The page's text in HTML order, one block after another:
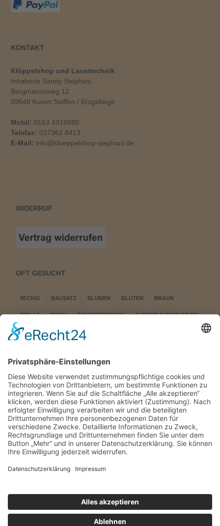
KONTAKT
Klöppelshop und Lasertechnik
Inhaberin Sandy Stephani
Bergmannsweg 12
09548 Kurort Seiffen / Erzgebirge
Mobil: 0163 4318880
Telefax: 037362 8413
E-Mail: info@kloeppelshop-stephani.de
WIDERRUF
OFT GESUCHT
8ECKIG BAUSATZ BLUMEN BLÜTEN BRAUN
BRILLE BUCH BÄNDERTECHNIK CHRISTBAUMSCHMUCK
DREIECK EINFACH
KLÖPPEL-KAUFHAUS KLÖPPELBRIEF
KLÖPPELSHOP KLÖPPELSHOP STEPHANI KLÖPPELSTERN
KURRENDE LED LED DREIECK LED STERN LED
LEUCHTSTERN LICHTERDREIECK LICHTERSPITZE
MOTIV MUT SCHÖPFEN NADELN PRÄSENTATION
PYRAMIDE ROSEN SCHWARZ SEIFFEN SPANBAUM